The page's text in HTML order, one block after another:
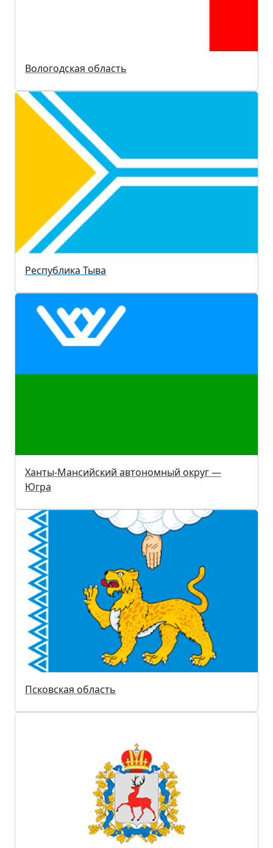
Вологодская область
Республика Тыва
Ханты-Мансийский автономный округ —
Югра
Псковская область